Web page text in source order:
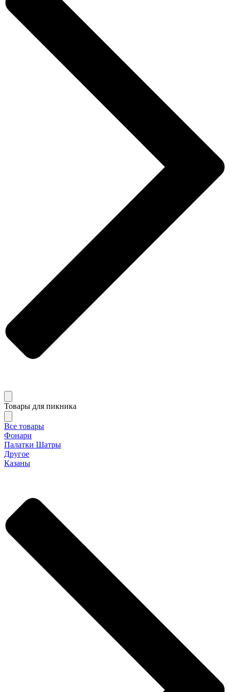
Товары для пикника
Все товары
Фонари
Палатки Шатры
Другое
Казаны